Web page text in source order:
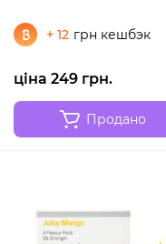
+ 12 грн кешбэк
ціна 249 грн.
Продано